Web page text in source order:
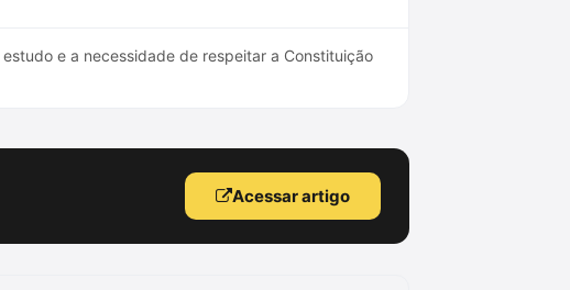
e a necessidade de respeitar a Constituição
Acessar artigo